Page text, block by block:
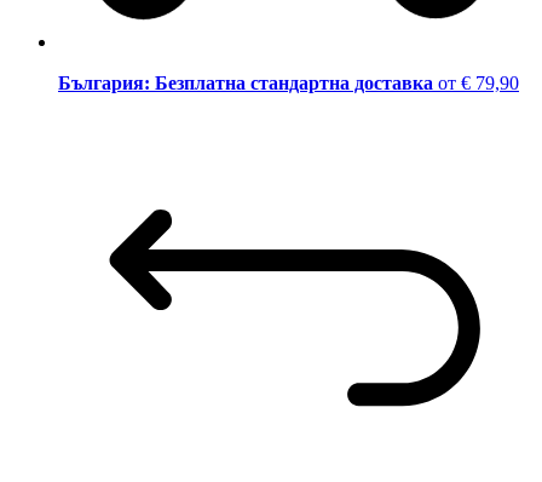
България: Безплатна стандартна доставка от € 79,90